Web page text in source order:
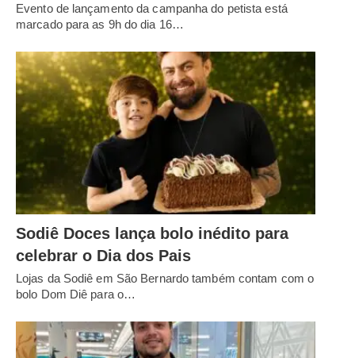
Evento de lançamento da campanha do petista está
marcado para as 9h do dia 16…
Sodiê Doces lança bolo inédito para
celebrar o Dia dos Pais
Lojas da Sodiê em São Bernardo também contam com o
bolo Dom Diê para o…